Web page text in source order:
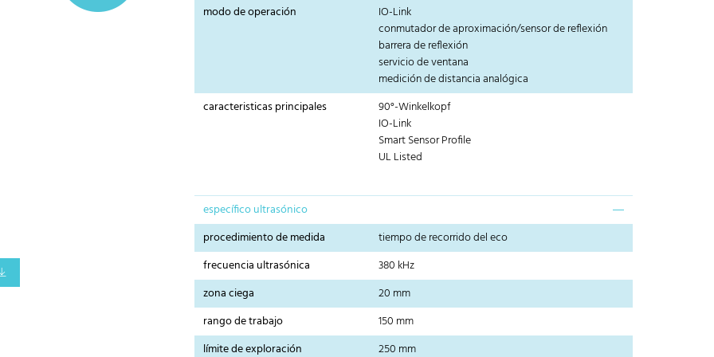
modo de operación
IO-Link
conmutador de aproximación/sensor de reflexión
barrera de reflexión
servicio de ventana
medición de distancia analógica
caracteristicas principales
90°-Winkelkopf
IO-Link
Smart Sensor Profile
UL Listed
específico ultrasónico
procedimiento de medida
tiempo de recorrido del eco
frecuencia ultrasónica
380 kHz
zona ciega
20 mm
rango de trabajo
150 mm
límite de exploración
250 mm